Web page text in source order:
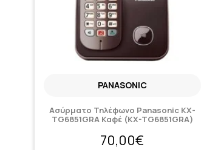
PANASONIC
Ασύρματο Τηλέφωνο Panasonic KX-
TG6851GRA Καφέ (KX-TG6851GRA)
70,00€